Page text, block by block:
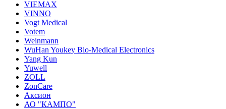
VIEMAX
VINNO
Vogt Medical
Votem
Weinmann
WuHan Youkey Bio-Medical Electronics
Yang Kun
Yuwell
ZOLL
ZonCare
Аксион
АО "КАМПО"